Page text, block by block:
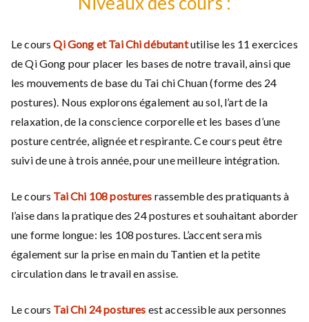
Le cours Qi Gong et Tai Chi débutantutilise les 11 exercices
de Qi Gong pour placer les bases de notre travail, ainsi que
les mouvements de base du Tai chi Chuan (forme des 24
postures). Nous explorons également au sol, l’art de la
relaxation, de la conscience corporelle et les bases d’une
posture centrée, alignée et respirante. Ce cours peut être
suivi de une à trois année, pour une meilleure intégration.
Le cours Tai Chi 108 postures rassemble des pratiquants à
l’aise dans la pratique des 24 postures et souhaitant aborder
une forme longue: les 108 postures. L’accent sera mis
également sur la prise en main du Tantien et la petite
circulation dans le travail en assise.
Le cours Tai Chi 24 postures est accessible aux personnes